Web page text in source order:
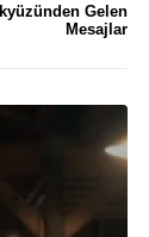
Gelen
Mesajlar